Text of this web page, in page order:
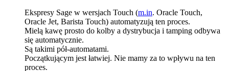
Ekspresy Sage w wersjach Touch (m.in. Oracle Touch,
Oracle Jet, Barista Touch) automatyzują ten proces.
Mielą kawę prosto do kolby a dystrybucja i tamping odbywa
się automatycznie.
Są takimi pół-automatami.
Początkującym jest łatwiej. Nie mamy za to wpływu na ten
proces.